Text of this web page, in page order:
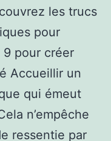
les trucs
pour
pour créer
Accueillir un
qui émeut
n’empêche
ressentie par